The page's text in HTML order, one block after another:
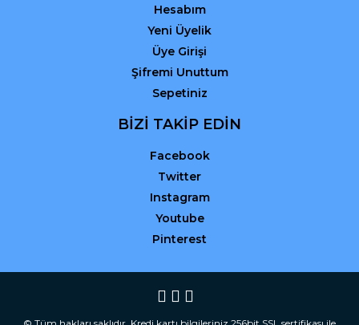
Hesabım
Yeni Üyelik
Üye Girişi
Şifremi Unuttum
Sepetiniz
BİZİ TAKİP EDİN
Facebook
Twitter
Instagram
Youtube
Pinterest